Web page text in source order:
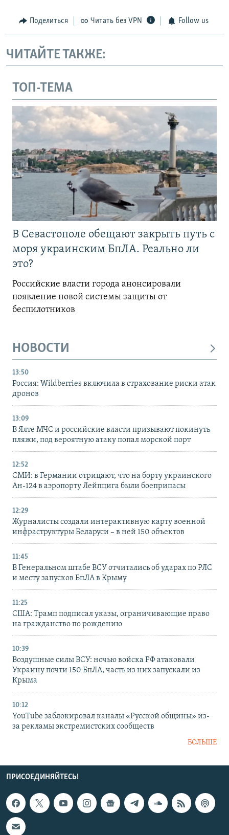
Поделиться Читать без VPN Follow us
ЧИТАЙТЕ ТАКЖЕ:
ТОП-ТЕМА
В Севастополе обещают закрыть путь с
моря украинским БпЛА. Реально ли
это?
Российские власти города анонсировали
появление новой системы защиты от
беспилотников
НОВОСТИ
13:50
Россия: Wildberries включила в страхование риски атак
дронов
13:09
В Ялте МЧС и российские власти призывают покинуть
пляжи, под вероятную атаку попал морской порт
12:52
СМИ: в Германии отрицают, что на борту украинского
Ан-124 в аэропорту Лейпцига были боеприпасы
12:29
Журналисты создали интерактивную карту военной
инфраструктуры Беларуси – в ней 150 объектов
11:45
В Генеральном штабе ВСУ отчитались об ударах по РЛС
и месту запусков БпЛА в Крыму
11:25
США: Трамп подписал указы, ограничивающие право
на гражданство по рождению
10:39
Воздушные силы ВСУ: ночью войска РФ атаковали
Украину почти 150 БпЛА, часть из них запускали из
Крыма
10:12
YouTube заблокировал каналы «Русской общины» из-
за рекламы экстремистских сообществ
БОЛЬШЕ
ПРИСОЕДИНЯЙТЕСЬ!